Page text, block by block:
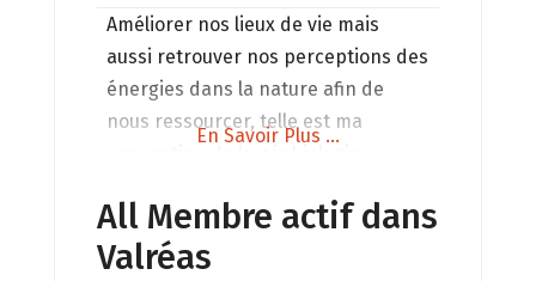
Améliorer nos lieux de vie mais
aussi retrouver nos perceptions des
énergies dans la nature afin de
nous ressourcer, telle est ma
En Savoir Plus ...
All Membre actif dans
Valréas